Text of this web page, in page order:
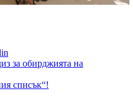
за обирджията на
списък“!